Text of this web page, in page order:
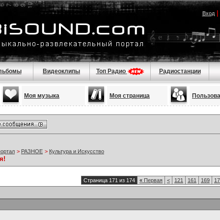
Вход|
Видеоклипы Топ Радио Радиостанции
Моя музыка Моя страница
> РАЗНОЕ > Культура и Искусство
Страница 171 из 174 « Первая < 121 161 169